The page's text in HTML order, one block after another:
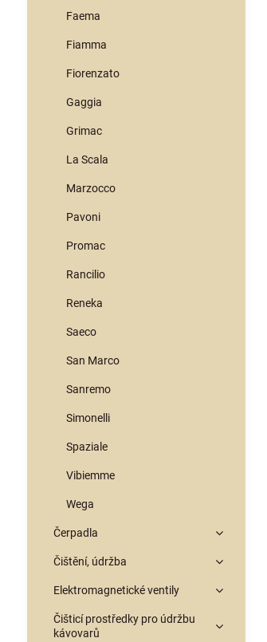
Faema
Fiamma
Fiorenzato
Gaggia
Grimac
La Scala
Marzocco
Pavoni
Promac
Rancilio
Reneka
Saeco
San Marco
Sanremo
Simonelli
Spaziale
Vibiemme
Wega
Čerpadla
Čištění, údržba
Elektromagnetické ventily
Čišticí prostředky pro údržbu
kávovarů